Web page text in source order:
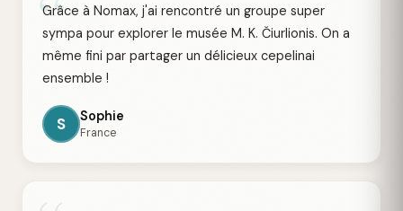
Grâce à Nomax, j'ai rencontré un groupe super
sympa pour explorer le musée M. K. Čiurlionis. On a
même fini par partager un délicieux cepelinai
ensemble !
S Sophie
France